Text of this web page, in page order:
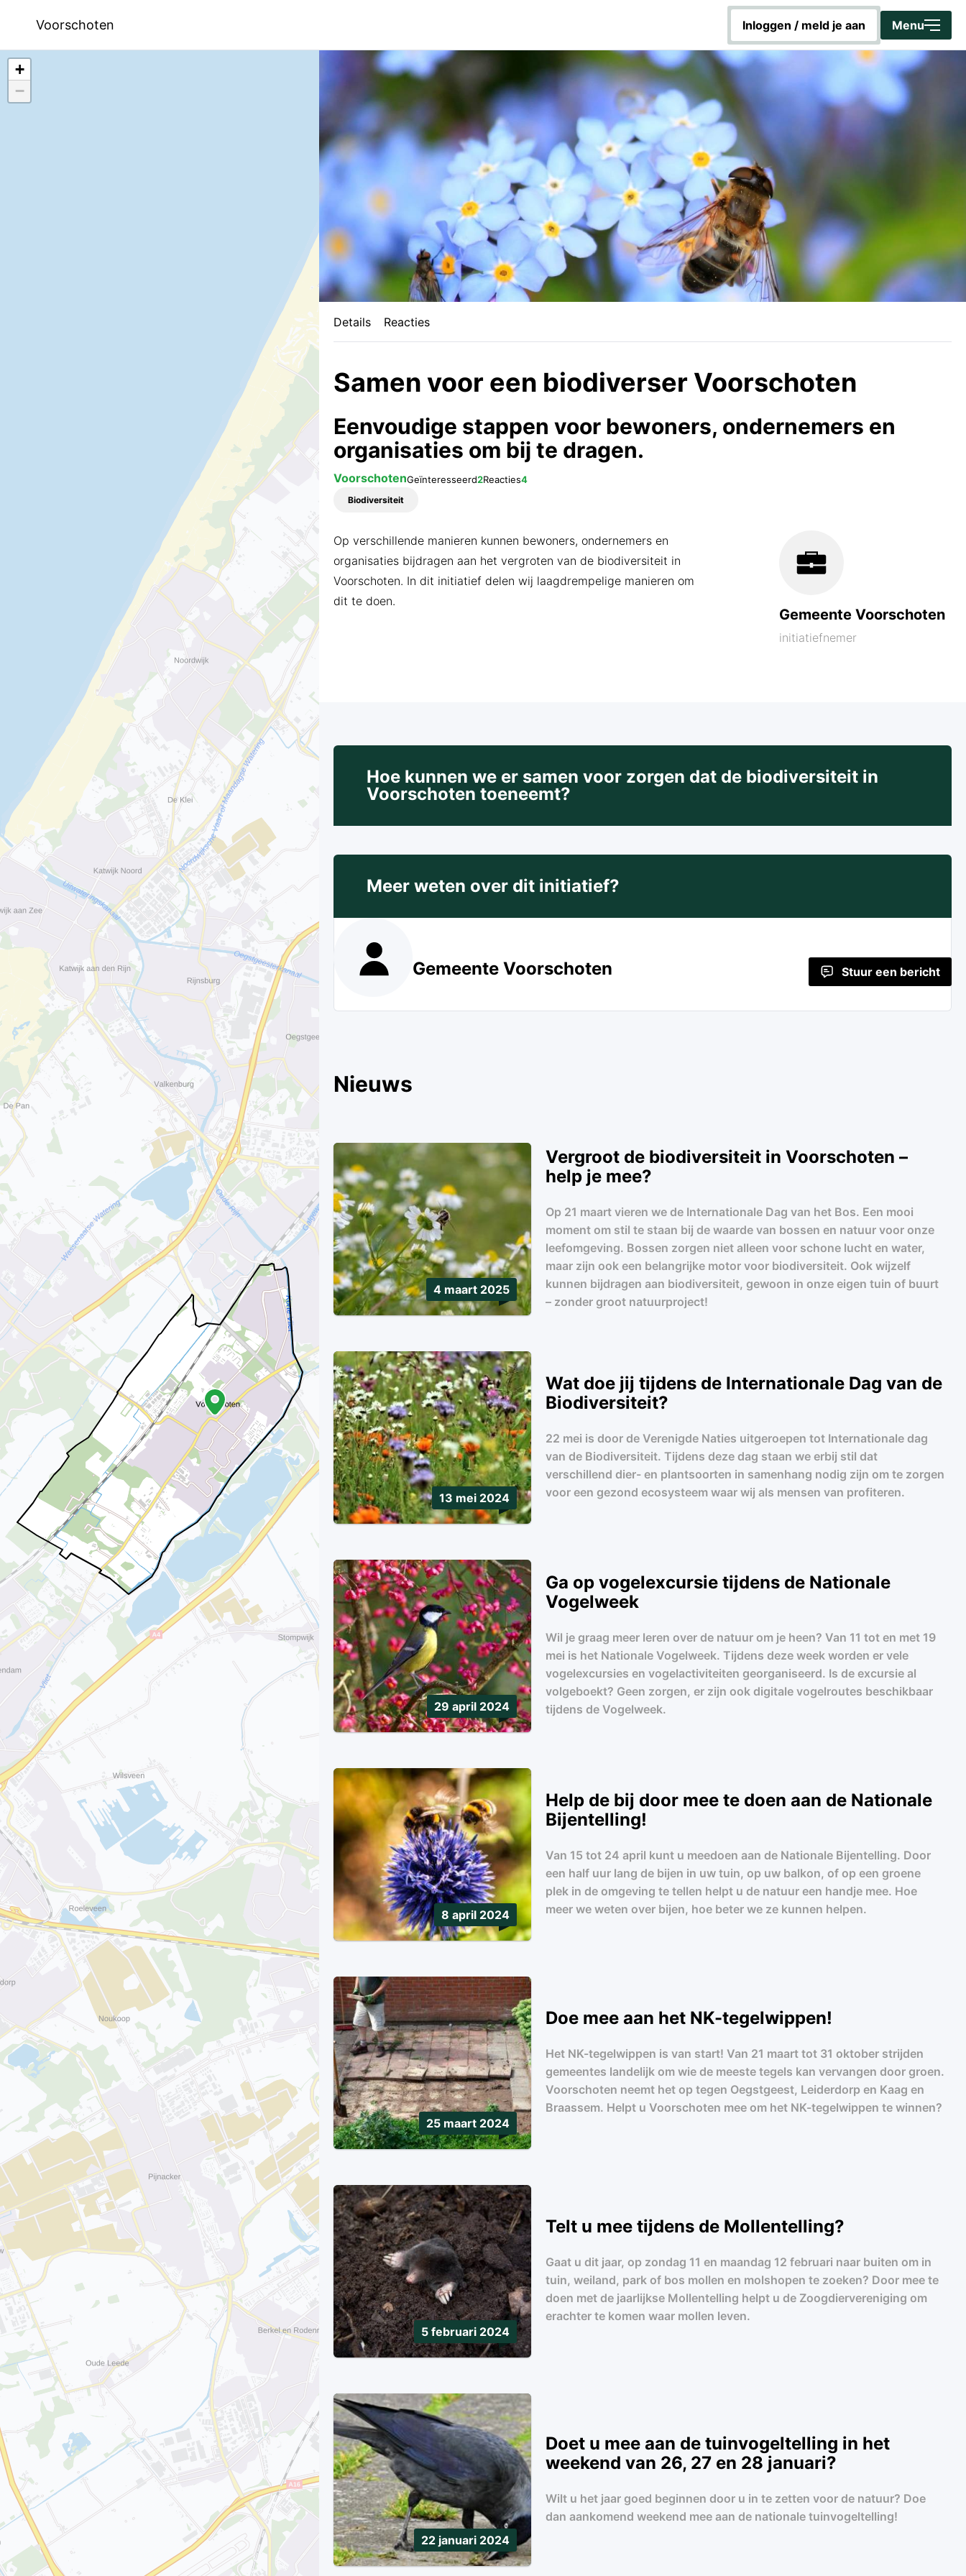
Sluiten
Home
Word Energiecoach!
Aan de slag met duurzaamheid
Hoe werkt dit platform?
Wat is 'Voorschoten voor Duurzaamheid'?
Voorschoten inloggen / meld je aan Menu
+
−
Details Reacties
Samen voor een biodiverser Voorschoten
Eenvoudige stappen voor bewoners, ondernemers en
organisaties om bij te dragen.
VoorschotenGeïnteresseerd2Reacties4
Biodiversiteit
Op verschillende manieren kunnen bewoners, ondernemers en
organisaties bijdragen aan het vergroten van de biodiversiteit in
Voorschoten. In dit initiatief delen wij laagdrempelige manieren om
dit te doen.
Gemeente Voorschoten
initiatiefnemer
Hoe kunnen we er samen voor zorgen dat de biodiversiteit in
Voorschoten toeneemt?
Meer weten over dit initiatief?
Gemeente Voorschoten Stuur een bericht
Nieuws
4 maart 2025
Vergroot de biodiversiteit in Voorschoten –
help je mee?
Op 21 maart vieren we de Internationale Dag van het Bos. Een mooi
moment om stil te staan bij de waarde van bossen en natuur voor onze
leefomgeving. Bossen zorgen niet alleen voor schone lucht en water,
maar zijn ook een belangrijke motor voor biodiversiteit. Ook wijzelf
kunnen bijdragen aan biodiversiteit, gewoon in onze eigen tuin of buurt
– zonder groot natuurproject!
13 mei 2024
Wat doe jij tijdens de Internationale Dag van de
Biodiversiteit?
22 mei is door de Verenigde Naties uitgeroepen tot Internationale dag
van de Biodiversiteit. Tijdens deze dag staan we erbij stil dat
verschillend dier- en plantsoorten in samenhang nodig zijn om te zorgen
voor een gezond ecosysteem waar wij als mensen van profiteren.
29 april 2024
Ga op vogelexcursie tijdens de Nationale
Vogelweek
Wil je graag meer leren over de natuur om je heen? Van 11 tot en met 19
mei is het Nationale Vogelweek. Tijdens deze week worden er vele
vogelexcursies en vogelactiviteiten georganiseerd. Is de excursie al
volgeboekt? Geen zorgen, er zijn ook digitale vogelroutes beschikbaar
tijdens de Vogelweek.
8 april 2024
Help de bij door mee te doen aan de Nationale
Bijentelling!
Van 15 tot 24 april kunt u meedoen aan de Nationale Bijentelling. Door
een half uur lang de bijen in uw tuin, op uw balkon, of op een groene
plek in de omgeving te tellen helpt u de natuur een handje mee. Hoe
meer we weten over bijen, hoe beter we ze kunnen helpen.
25 maart 2024
Doe mee aan het NK-tegelwippen!
Het NK-tegelwippen is van start! Van 21 maart tot 31 oktober strijden
gemeentes landelijk om wie de meeste tegels kan vervangen door groen.
Voorschoten neemt het op tegen Oegstgeest, Leiderdorp en Kaag en
Braassem. Helpt u Voorschoten mee om het NK-tegelwippen te winnen?
5 februari 2024
Telt u mee tijdens de Mollentelling?
Gaat u dit jaar, op zondag 11 en maandag 12 februari naar buiten om in
tuin, weiland, park of bos mollen en molshopen te zoeken? Door mee te
doen met de jaarlijkse Mollentelling helpt u de Zoogdiervereniging om
erachter te komen waar mollen leven.
22 januari 2024
Doet u mee aan de tuinvogeltelling in het
weekend van 26, 27 en 28 januari?
Wilt u het jaar goed beginnen door u in te zetten voor de natuur? Doe
dan aankomend weekend mee aan de nationale tuinvogeltelling!